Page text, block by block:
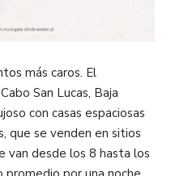
más caros. El
San Lucas, Baja
con casas espaciosas
que se venden en sitios
van desde los 8 hasta los